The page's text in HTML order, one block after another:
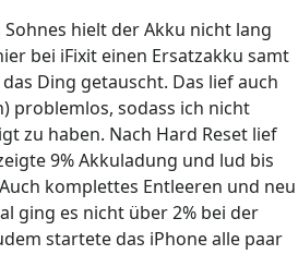
Sohnes hielt der Akku nicht lang
bei iFixit einen Ersatzakku samt
Ding getauscht. Das lief auch
problemlos, sodass ich nicht
zu haben. Nach Hard Reset lief
9% Akkuladung und lud bis
komplettes Entleeren und neu
ging es nicht über 2% bei der
startete das iPhone alle paar